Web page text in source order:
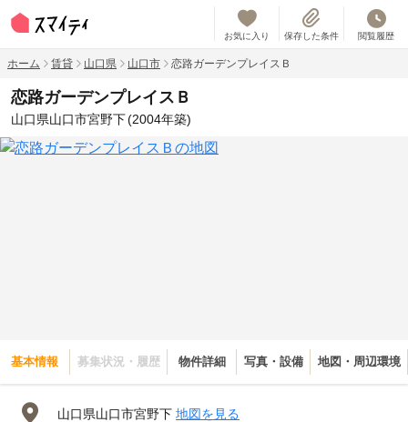
お気に入り 保存した条件 閲覧履歴
ホーム 賃貸 山口県 山口市 恋路ガーデンプレイスＢ
恋路ガーデンプレイスＢ
山口県山口市宮野下(2004年築)
基本情報 募集状況・履歴 物件詳細 写真・設備 地図・周辺環境
山口県山口市宮野下 地図を見る